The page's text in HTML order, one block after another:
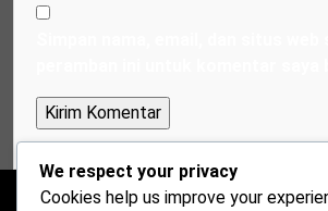
We respect your privacy
Cookies help us improve your